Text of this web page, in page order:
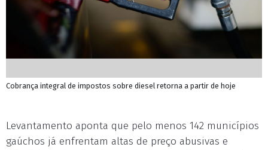
Cobrança integral de impostos sobre diesel retorna a partir de hoje
Levantamento aponta que pelo menos 142 municípios
gaúchos já enfrentam altas de preço abusivas e